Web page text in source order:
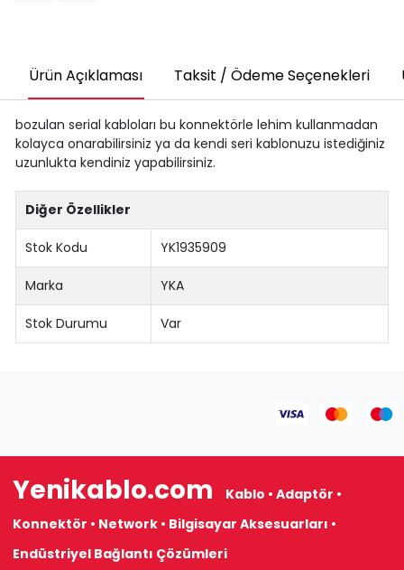
Ürün Açıklaması Taksit / Ödeme Seçenekleri
bozulan serial kabloları bu konnektörle lehim kullanmadan
kolayca onarabilirsiniz ya da kendi seri kablonuzu istediğiniz
uzunlukta kendiniz yapabilirsiniz.
Diğer Özellikler
Stok Kodu YK1935909
Marka YKA
Stok Durumu Var
Yenikablo.com
Kablo • Adaptör •
Konnektör • Network • Bilgisayar Aksesuarları •
Endüstriyel Bağlantı Çözümleri